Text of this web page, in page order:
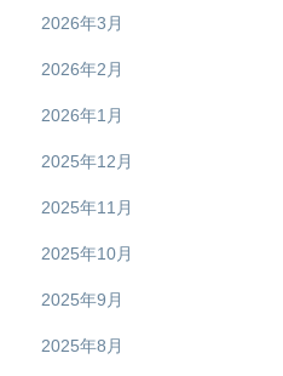
2026年3月
2026年2月
2026年1月
2025年12月
2025年11月
2025年10月
2025年9月
2025年8月